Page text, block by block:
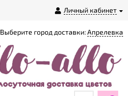
Личный кабинет
Выберите город доставки:Апрелевка